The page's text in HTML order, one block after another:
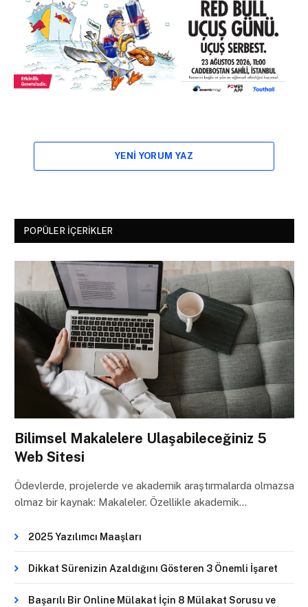
YENI YORUM YAZ
POPÜLER İÇERIKLER
Bilimsel Makalelere Ulaşabileceğiniz 5
Web Sitesi
Ödevlerde, projelerde ve akademik araştırmalarda olmazsa
olmaz bir kaynak: Makaleler. Özellikle akademik…
2025 Yazılımcı Maaşları
Dikkat Sürenizin Azaldığını Gösteren 3 Önemli İşaret
Başarılı Bir Online Mülakat İçin 8 Mülakat Sorusu ve